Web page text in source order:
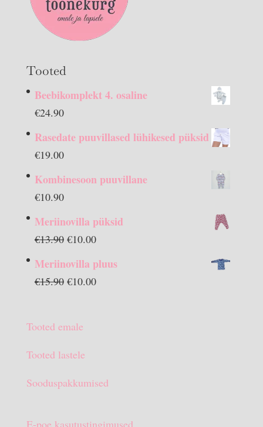
Tooted
Beebikomplekt 4. osaline
€24.90
Rasedate puuvillased lühikesed püksid
€19.00
Kombinesoon puuvillane
€10.90
Meriinovilla püksid
€13.90 Algne
€10.00Praegune
on:
Meriinovilla pluus
€15.90 Algne
€15.90.
€10.00Praegune
Tooted emale
Tooted lastele
Sooduspakkumised